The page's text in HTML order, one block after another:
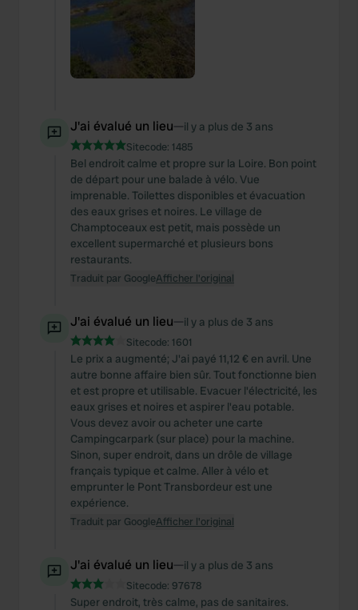
J'ai évalué un lieu—il y a plus de 3 ans
Sitecode: 1485
Bel endroit calme et propre sur la Loire. Bon point
de départ pour une balade à vélo. Vue
imprenable. Toilettes disponibles et évacuation
des eaux grises et noires. Le village de
Champtoceaux est petit, mais possède un
excellent supermarché et plusieurs bons
restaurants.
Traduit par GoogleAfficher l'original
J'ai évalué un lieu—il y a plus de 3 ans
Sitecode: 1601
Le prix a augmenté; J'ai payé 11,12 € en avril. Une
autre bonne affaire bien sûr. Tout fonctionne bien
et est propre et utilisable. Evacuer l'électricité, les
eaux grises et noires et aspirer l'eau potable.
Vous devez avoir ou acheter une carte
Campingcarpark (sur place) pour la machine.
Sinon, super endroit, dans un drôle de village
français typique et calme. Aller à vélo et
emprunter le Pont Transbordeur est une
expérience.
Traduit par GoogleAfficher l'original
J'ai évalué un lieu—il y a plus de 3 ans
Sitecode: 97678
Super endroit, très calme, pas de sanitaires.